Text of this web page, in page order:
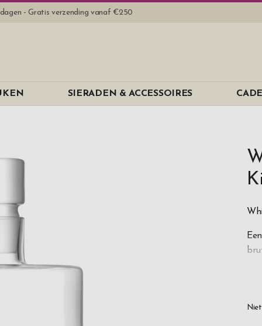
- Gratis verzending vanaf €250
SIERADEN & ACCESSOIRES